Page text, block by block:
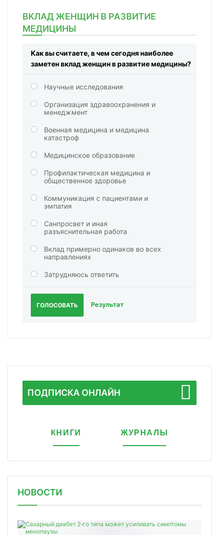
ВКЛАД ЖЕНЩИН В РАЗВИТИЕ
МЕДИЦИНЫ
Как вы считаете, в чем сегодня наиболее
заметен вклад женщин в развитие медицины?
Научные исследования
Организация здравоохранения и
менеджмент
Военная медицина и медицина
катастроф
Медицинское образование
Профилактическая медицина и
общественное здоровье
Коммуникация с пациентами и
эмпатия
Санпросвет и иная
разъяснительная работа
Вклад примерно одинаков во всех
направлениях
Затрудняюсь ответить
ГОЛОСОВАТЬ Результат
ПОДПИСКА ОНЛАЙН
КНИГИ ЖУРНАЛЫ
НОВОСТИ